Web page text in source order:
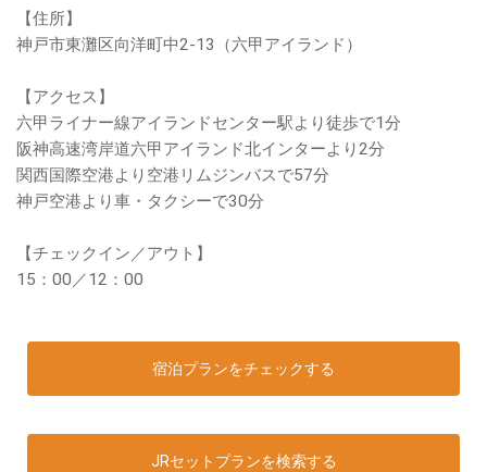
【住所】
神戸市東灘区向洋町中2-13（六甲アイランド）
【アクセス】
六甲ライナー線アイランドセンター駅より徒歩で1分
阪神高速湾岸道六甲アイランド北インターより2分
関西国際空港より空港リムジンバスで57分
神戸空港より車・タクシーで30分
【チェックイン／アウト】
15：00／12：00
宿泊プランをチェックする
JRセットプランを検索する